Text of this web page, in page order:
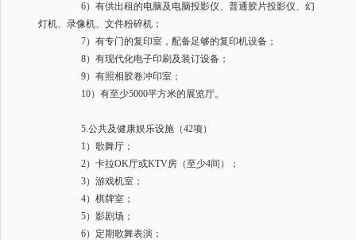
6）有供出租的电脑及电脑投影仪、普通胶片投影仪、幻
灯机、录像机、文件粉碎机；
7）有专门的复印室，配备足够的复印机设备；
8）有现代化电子印刷及装订设备；
9）有照相胶卷冲印室；
10）有至少5000平方米的展览厅。
5.公共及健康娱乐设施（42项）
1 ）歌舞厅；
2）卡拉OK厅或KTV房（至少4间）；
3）游戏机室；
4）棋牌室；
5）影剧场；
6）定期歌舞表演；